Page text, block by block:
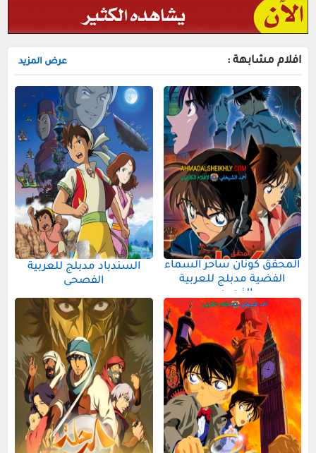
عرض المزيد افلام مشابهة :
المحقق كونان ساحر السماء
الفضية مدبلج للعربية
الفصحى
السندباد مدبلج للعربية
الفصحى